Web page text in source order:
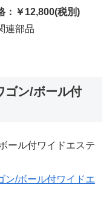
：￥12,800(税別)
連部品
ゴン/ボール付
ン/ボール付ワイドエ